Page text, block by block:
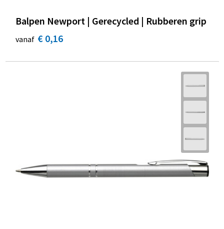
Balpen Newport | Gerecycled | Rubberen grip
vanaf € 0,16